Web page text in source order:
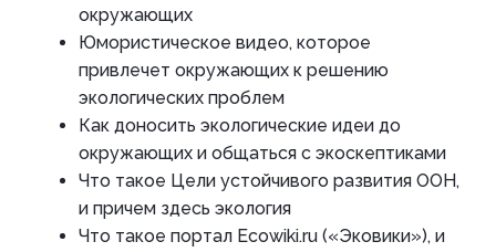
окружающих
Юмористическое видео, которое
привлечет окружающих к решению
экологических проблем
Как доносить экологические идеи до
окружающих и общаться с экоскептиками
Что такое Цели устойчивого развития ООН,
и причем здесь экология
Что такое портал Ecowiki.ru («Эковики»), и